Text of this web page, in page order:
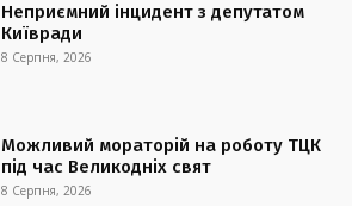
Неприємний інцидент з депутатом
Київради
8 Серпня, 2026
Можливий мораторій на роботу ТЦК
під час Великодніх свят
8 Серпня, 2026